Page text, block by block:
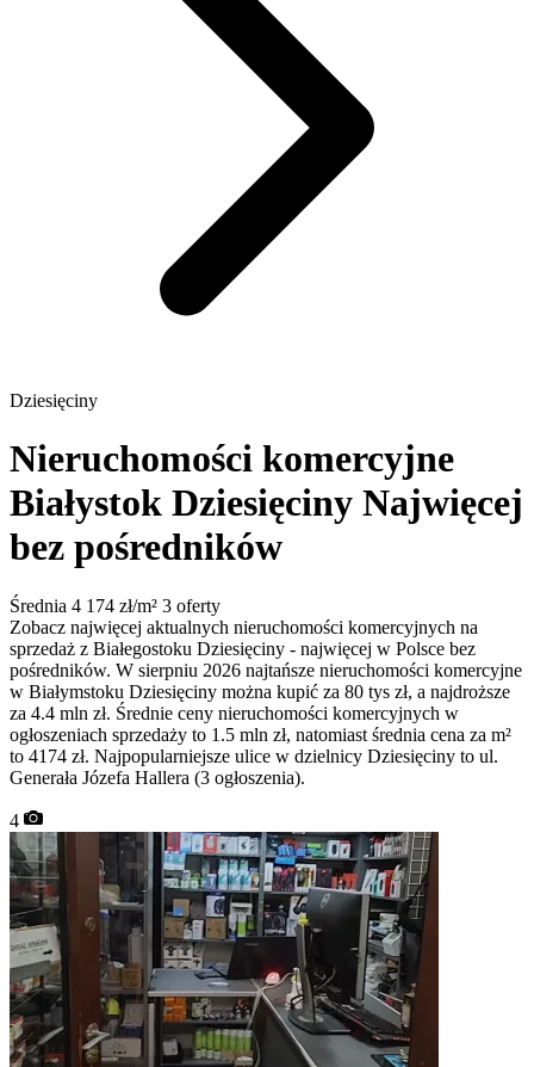
Dziesięciny
Nieruchomości komercyjne
Białystok Dziesięciny Najwięcej
bez pośredników
Średnia 4 174 zł/m² 3 oferty
Zobacz najwięcej aktualnych nieruchomości komercyjnych na
sprzedaż z Białegostoku Dziesięciny - najwięcej w Polsce bez
pośredników. W sierpniu 2026 najtańsze nieruchomości komercyjne
w Białymstoku Dziesięciny można kupić za 80 tys zł, a najdroższe
za 4.4 mln zł. Średnie ceny nieruchomości komercyjnych w
ogłoszeniach sprzedaży to 1.5 mln zł, natomiast średnia cena za m²
to 4174 zł. Najpopularniejsze ulice w dzielnicy Dziesięciny to ul.
Generała Józefa Hallera (3 ogłoszenia).
4